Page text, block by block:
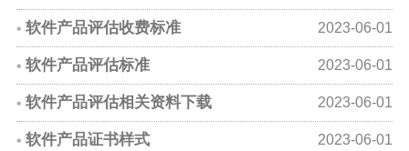
软件产品评估收费标准 2023-06-01
软件产品评估标准 2023-06-01
软件产品评估相关资料下载 2023-06-01
软件产品证书样式 2023-06-01